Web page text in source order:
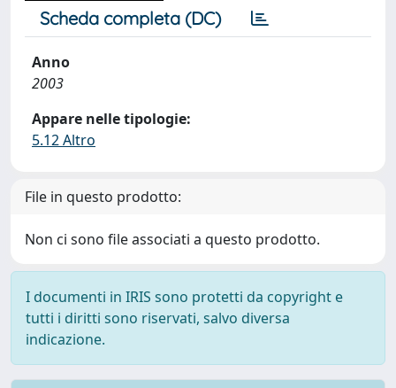
Scheda completa (DC)
Anno
2003
Appare nelle tipologie:
5.12 Altro
File in questo prodotto:
Non ci sono file associati a questo prodotto.
I documenti in IRIS sono protetti da copyright e
tutti i diritti sono riservati, salvo diversa
indicazione.